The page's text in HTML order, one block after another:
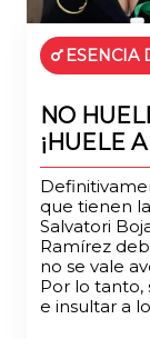
ESENCIA
NO
¡HUELE
que tienen
Salvatori
Ramírez
no se vale
Por lo tanto,
e insultar a